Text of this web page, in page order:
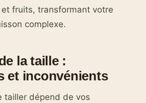
fruits, transformant votre
complexe.
la taille :
et inconvénients
tailler dépend de vos